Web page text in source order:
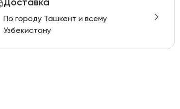
Доставка
По городу Ташкент и всему
Узбекистану